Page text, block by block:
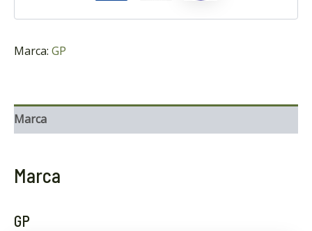
Marca: GP
Marca
Marca
GP